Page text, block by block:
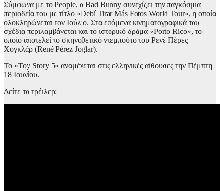
Σύμφωνα με το People, ο Bad Bunny συνεχίζει την παγκόσμια
περιοδεία του με τίτλο «Debí Tirar Más Fotos World Tour», η οποία
ολοκληρώνεται τον Ιούλιο. Στα επόμενα κινηματογραφικά του
σχέδια περιλαμβάνεται και το ιστορικό δράμα «Porto Rico», το
οποίο αποτελεί το σκηνοθετικό ντεμπούτο του Ρενέ Πέρες
Χογκλάρ (René Pérez Joglar).
Το «Toy Story 5» αναμένεται στις ελληνικές αίθουσες την Πέμπτη
18 Ιουνίου.
Δείτε το τρέιλερ: